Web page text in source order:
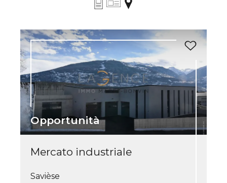
Opportunità
Mercato industriale
Savièse